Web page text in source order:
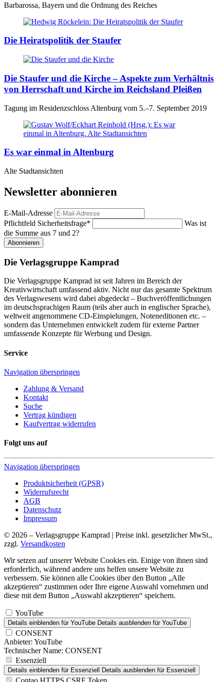
Barbarossa, Bayern und die Ordnung des Reiches
Die Heiratspolitik der Staufer
Die Staufer und die Kirche – Aspekte zum Verhältnis
von Herrschaft und Kirche im Reichsland Pleißen
Tagung im Residenzschloss Altenburg vom 5.–7. September 2019
Es war einmal in Altenburg
Alte Stadtansichten
Newsletter abonnieren
E-Mail-Adresse
Pflichtfeld Sicherheitsfrage*
Was ist
die Summe aus 7 und 2?
Abonnieren
Die Verlagsgruppe Kamprad
Die Verlagsgruppe Kamprad ist seit Jahren im Bereich der
Kreativwirtschaft umfassend aktiv. Nicht nur das gesamte Spektrum
des Verlagswesens wird dabei abgedeckt – Buchveröffentlichungen
im deutschsprachigen Raum (teils aber auch in englischer Sprache),
weltweit angenommene CD-Einspielungen, Noteneditionen etc. –
sondern das Unternehmen entwickelt zudem für externe Partner
umfassende Konzepte für Werbung und Design.
Service
Navigation überspringen
Zahlung & Versand
Kontakt
Suche
Vertrag kündigen
Kaufvertrag widerrufen
Folgt uns auf
Navigation überspringen
Produktsicherheit (GPSR)
Widerrufsrecht
AGB
Datenschutz
Impressum
© 2026 – Verlagsgruppe Kamprad | Preise inkl. gesetzlicher MwSt.,
zzgl. Versandkosten
Wir setzen auf unserer Website Cookies ein. Einige von ihnen sind
erforderlich, während andere uns helfen unsere Website zu
verbessern. Sie können alle Cookies über den Button „Alle
akzeptieren“ zustimmen oder Ihre eigene Auswahl vornehmen und
diese mit dem Button „Auswahl akzeptieren“ speichern.
YouTube
Details einblenden für YouTube Details ausblenden für YouTube
CONSENT
Anbieter: YouTube
Technischer Name: CONSENT
Essenziell
Details einblenden für Essenziell Details ausblenden für Essenziell